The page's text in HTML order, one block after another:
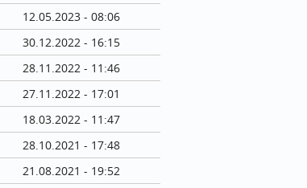
12.05.2023 - 08:06
30.12.2022 - 16:15
28.11.2022 - 11:46
27.11.2022 - 17:01
18.03.2022 - 11:47
28.10.2021 - 17:48
21.08.2021 - 19:52